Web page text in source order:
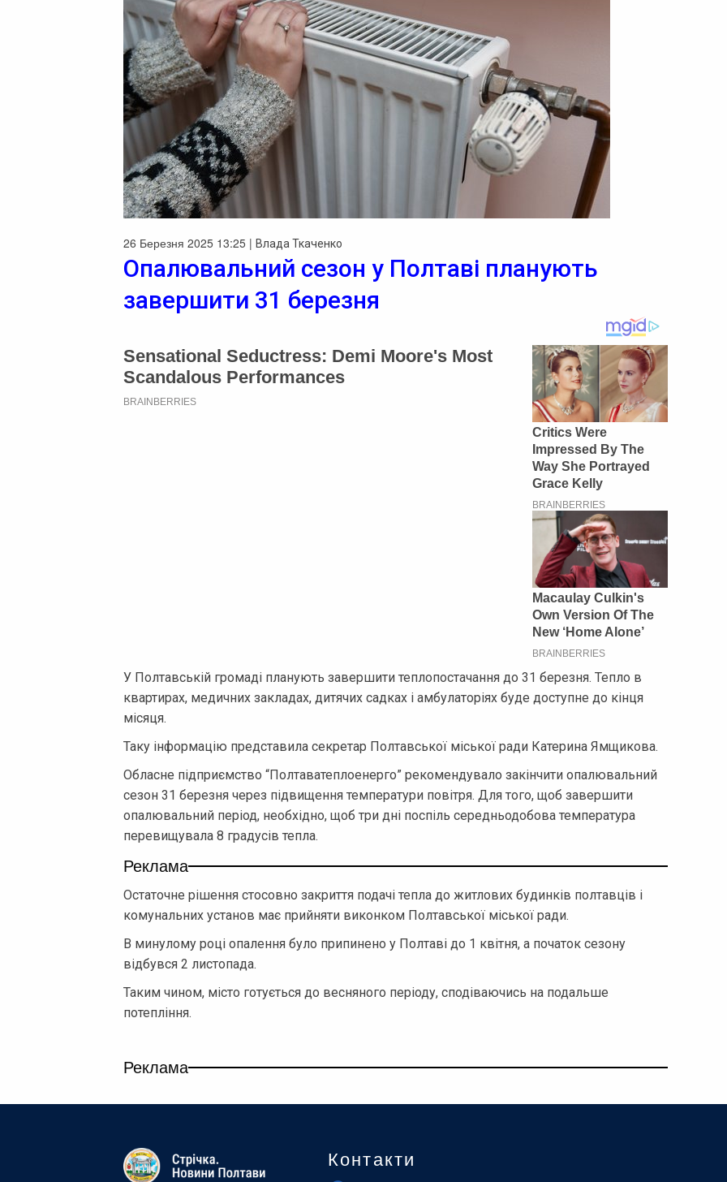
26 Березня 2025 13:25 | Влада Ткаченко
Опалювальний сезон у Полтаві планують
завершити 31 березня
У Полтавській громаді планують завершити теплопостачання до 31 березня. Тепло в
квартирах, медичних закладах, дитячих садках і амбулаторіях буде доступне до кінця
місяця.
Таку інформацію представила секретар Полтавської міської ради Катерина Ямщикова.
Обласне підприємство “Полтаватеплоенерго” рекомендувало закінчити опалювальний
сезон 31 березня через підвищення температури повітря. Для того, щоб завершити
опалювальний період, необхідно, щоб три дні поспіль середньодобова температура
перевищувала 8 градусів тепла.
Реклама
Остаточне рішення стосовно закриття подачі тепла до житлових будинків полтавців і
комунальних установ має прийняти виконком Полтавської міської ради.
В минулому році опалення було припинено у Полтаві до 1 квітня, а початок сезону
відбувся 2 листопада.
Таким чином, місто готується до весняного періоду, сподіваючись на подальше
потепління.
Реклама
Контакти